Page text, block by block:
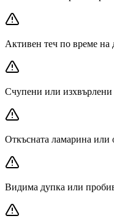
Активен теч по време на
Счупени или изхвърлени
Откъсната ламарина
Видима дупка или